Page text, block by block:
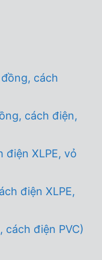
cách
cách điện,
điện XLPE, vỏ
điện XLPE,
cách điện PVC)